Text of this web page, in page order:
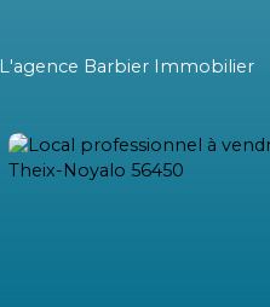
L'agence Barbier Immobilier